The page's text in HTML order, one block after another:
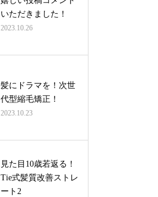
いただきました！
2023.10.26
髪にドラマを！次世
代型縮毛矯正！
2023.10.23
見た目10歳若返る！
Tie式髪質改善ストレ
ート2